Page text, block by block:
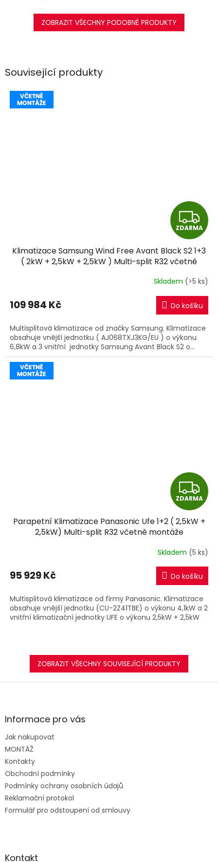
Související produkty
Z
D
A
R
M
A
ZDARMA
Klimatizace Samsung Wind Free Avant Black S2 1+3
( 2kW + 2,5kW + 2,5kW ) Multi-split R32 včetně
Skladem (>5 ks)
109 984 Kč Do košíku
Multisplitová klimatizace od značky Samsung. Klimatizace
obsahuje vnější jednotku ( AJ068TXJ3KG/EU ) o výkonu
6,8kW a 3 vnitřní jednotky Samsung Avant Black S2 o...
Z
D
A
R
M
A
ZDARMA
Parapetní Klimatizace Panasonic Ufe 1+2 ( 2,5kW +
2,5kW) Multi-split R32 včetně montáže
Skladem (5 ks)
95 929 Kč Do košíku
Multisplitová klimatizace od firmy Panasonic. Klimatizace
obsahuje vnější jednotku (CU-2Z41TBE) o výkonu 4,1kW a 2
vnitřní klimatizační jednotky UFE o výkonu 2,5kW + 2,5kW
ZOBRAZIT VŠECHNY SOUVISEJÍCÍ PRODUKTY
ZOBRAZIT VŠECHNY PODOBNÉ PRODUKTY
Z
aInformace pro vás
Jak nakupovat
MONTÁŽ
Kontakty
Obchodní podmínky
Podmínky ochrany osobních údajů
Reklamační protokol
Formulář pro odstoupení od smlouvy
Kontakt